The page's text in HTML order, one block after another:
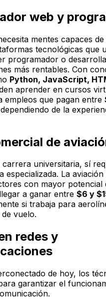
web y
mentes capaces
tecnológicas que
programador o
más rentables. Con
Python, JavaScript,
aprender en cursos
empleos que pagan entre
de la
de
carrera universitaria, sí
especializada. La
con mayor potencial
a ganar entre $6 y
si trabaja para
vuelo.
redes y
de hoy, los
garantizar el